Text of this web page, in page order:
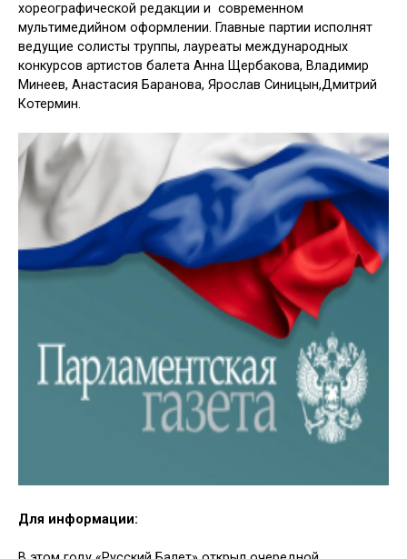
хореографической редакции и современном
мультимедийном оформлении. Главные партии исполнят
ведущие солисты труппы, лауреаты международных
конкурсов артистов балета Анна Щербакова, Владимир
Минеев, Анастасия Баранова, Ярослав Синицын,Дмитрий
Котермин.
Для информации: